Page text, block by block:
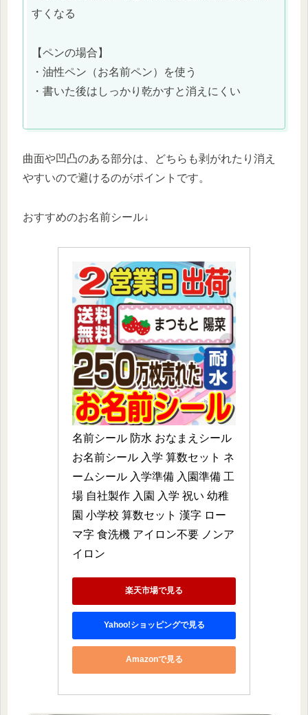
すくなる
【ペンの場合】
・油性ペン（お名前ペン）を使う
・書いた後はしっかり乾かすと消えにくい
曲面や凹凸のある部分は、どちらも剥がれたり消え
やすいので避けるのがポイントです。
おすすめのお名前シール↓
名前シール 防水 おなまえシール
お名前シール 入学 算数セット ネ
ームシール 入学準備 入園準備 工
場 自社製作 入園 入学 祝い 幼稚
園 小学校 算数セット 漢字 ロー
マ字 食洗機 アイロン不要 ノンア
イロン
楽天市場で見る
Yahoo!ショッピングで見る
Amazonで見る